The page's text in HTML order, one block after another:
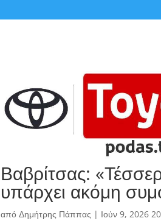
Βαβρίτσας:
υπάρχει ακόμη
από Δημήτρης Πάππας | Ιούν 9, 2026